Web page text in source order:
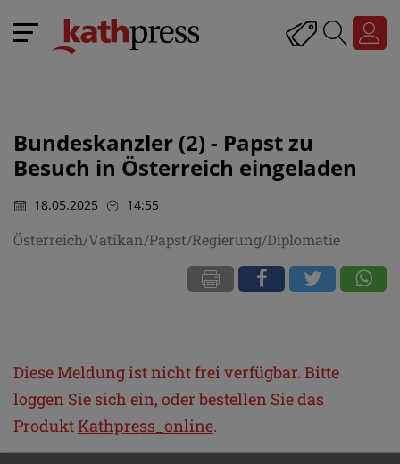
Bundeskanzler (2) - Papst zu
Besuch in Österreich eingeladen
18.05.2025 14:55
Österreich/Vatikan/Papst/Regierung/Diplomatie
Diese Meldung ist nicht frei verfügbar. Bitte
loggen Sie sich ein, oder bestellen Sie das
ProduktKathpress_online.